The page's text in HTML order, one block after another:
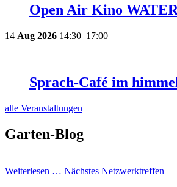
Open Air Kino
14 Aug 2026 14:30–17:00
Sprach-Café im
alle Veranstaltungen
Garten-Blog
Weiterlesen … Nächstes Netzwerktreffen